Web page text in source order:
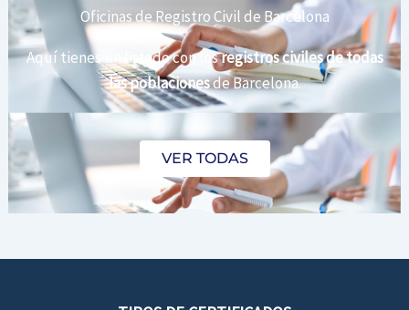
Oficinas de Registro Civil de Barcelona
Aquí tienes un listado con losregistros civiles de todas
las poblacionesde Barcelona.
VER TODAS